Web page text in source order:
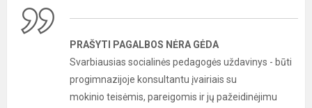
PRAŠYTI PAGALBOS NĖRA GĖDA
Svarbiausias socialinės pedagogės uždavinys - būti
progimnazijoje konsultantu įvairiais su
mokinio teisėmis, pareigomis ir jų pažeidinėjimu